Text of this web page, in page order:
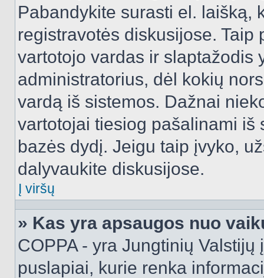
Pabandykite surasti el. laišką,
registravotės diskusijose.
vartotojo vardas ir slaptažodis
administratorius, dėl kokių
vardą iš sistemos. Dažnai
vartotojai tiesiog pašalinami iš
bazės dydį. Jeigu taip įvyko,
dalyvaukite diskusijose.
Į viršų
» Kas yra apsaugos nuo
COPPA - yra Jungtinių
puslapiai, kurie renka